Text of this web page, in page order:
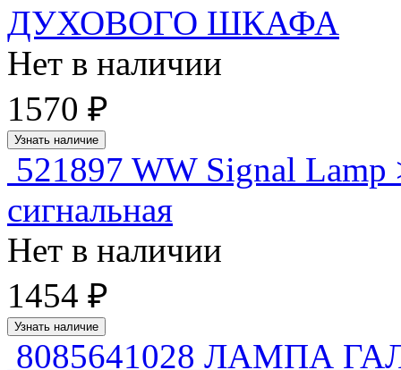
ДУХОВОГО ШКАФА
Нет в наличии
1570 ₽
Узнать наличие
521897 WW Signal
сигнальная
Нет в наличии
1454 ₽
Узнать наличие
8085641028 ЛАМПА